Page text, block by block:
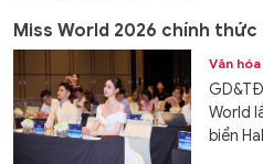
Miss World 2026 chính thức
Văn hóa
World
biển